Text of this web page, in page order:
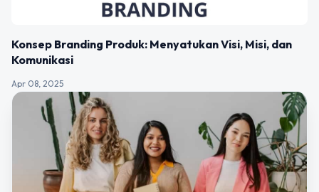
Konsep Branding Produk: Menyatukan Visi, Misi, dan
Komunikasi
Apr 08, 2025